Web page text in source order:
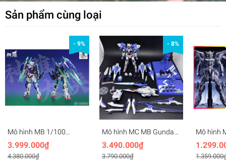
#Barbatos #Dragon #King #Maru #Sirius #Emperor
Sản phẩm cùng loại
- 9%
Mô hình MB 1/100
Gundam Exia Repair R4 -
Metal Build MC (Hàng
order, inbox)
3.999.000₫
4.380.000₫
- 8%
Mô hình MC MB Gundam
00R, XN pack, 7s Raiser
Seven Sword Kanetake
Ebikawa ver Metal Build
3.490.000₫
3.790.000₫
Mô hình
TG02
frame